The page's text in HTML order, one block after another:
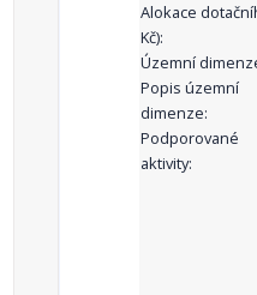
Alokace
Kč):
Územní
Popis územní
dimenze:
Podporované
aktivity: